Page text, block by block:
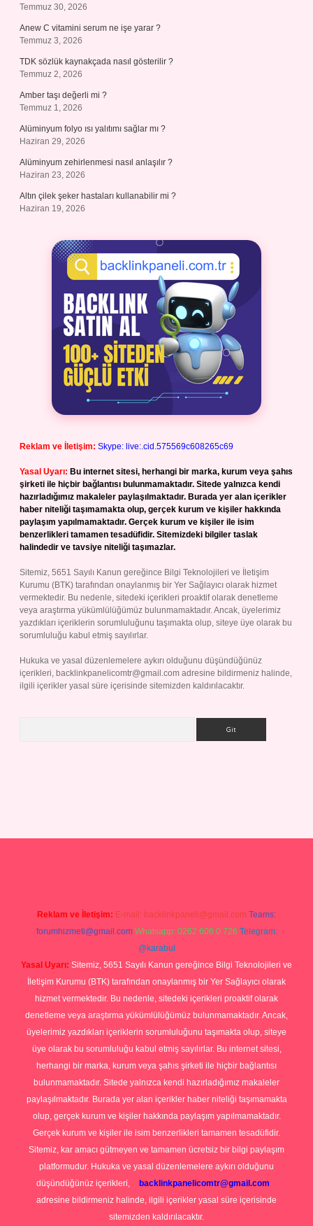
Temmuz 30, 2026
Anew C vitamini serum ne işe yarar ?
Temmuz 3, 2026
TDK sözlük kaynakçada nasıl gösterilir ?
Temmuz 2, 2026
Amber taşı değerli mi ?
Temmuz 1, 2026
Alüminyum folyo ısı yalıtımı sağlar mı ?
Haziran 29, 2026
Alüminyum zehirlenmesi nasıl anlaşılır ?
Haziran 23, 2026
Altın çilek şeker hastaları kullanabilir mi ?
Haziran 19, 2026
Reklam ve İletişim: Skype: live:.cid.575569c608265c69
Yasal Uyarı: Bu internet sitesi, herhangi bir marka, kurum veya şahıs
şirketi ile hiçbir bağlantısı bulunmamaktadır. Sitede yalnızca kendi
hazırladığımız makaleler paylaşılmaktadır. Burada yer alan içerikler
haber niteliği taşımamakta olup, gerçek kurum ve kişiler hakkında
paylaşım yapılmamaktadır. Gerçek kurum ve kişiler ile isim
benzerlikleri tamamen tesadüfidir. Sitemizdeki bilgiler taslak
halindedir ve tavsiye niteliği taşımazlar.
Sitemiz, 5651 Sayılı Kanun gereğince Bilgi Teknolojileri ve İletişim
Kurumu (BTK) tarafından onaylanmış bir Yer Sağlayıcı olarak hizmet
vermektedir. Bu nedenle, sitedeki içerikleri proaktif olarak denetleme
veya araştırma yükümlülüğümüz bulunmamaktadır. Ancak, üyelerimiz
yazdıkları içeriklerin sorumluluğunu taşımakta olup, siteye üye olarak bu
sorumluluğu kabul etmiş sayılırlar.
Hukuka ve yasal düzenlemelere aykırı olduğunu düşündüğünüz
içerikleri, backlinkpanelicomtr@gmail.com adresine bildirmeniz halinde,
ilgili içerikler yasal süre içerisinde sitemizden kaldırılacaktır.
Reklam ve İletişim: E-mail: backlinkpaneli@gmail.com Teams:
forumhizmeti@gmail.com Whatsapp: 0262 606 0 726 Telegram:
@karabul
Yasal Uyarı: Sitemiz, 5651 Sayılı Kanun gereğince Bilgi Teknolojileri ve
İletişim Kurumu (BTK) tarafından onaylanmış bir Yer Sağlayıcı olarak
hizmet vermektedir. Bu nedenle, sitedeki içerikleri proaktif olarak
denetleme veya araştırma yükümlülüğümüz bulunmamaktadır. Ancak,
üyelerimiz yazdıkları içeriklerin sorumluluğunu taşımakta olup, siteye
üye olarak bu sorumluluğu kabul etmiş sayılırlar. Bu internet sitesi,
herhangi bir marka, kurum veya şahıs şirketi ile hiçbir bağlantısı
bulunmamaktadır. Sitede yalnızca kendi hazırladığımız makaleler
paylaşılmaktadır. Burada yer alan içerikler haber niteliği taşımamakta
olup, gerçek kurum ve kişiler hakkında paylaşım yapılmamaktadır.
Gerçek kurum ve kişiler ile isim benzerlikleri tamamen tesadüfidir.
Sitemiz, kar amacı gütmeyen ve tamamen ücretsiz bir bilgi paylaşım
platformudur. Hukuka ve yasal düzenlemelere aykırı olduğunu
düşündüğünüz içerikleri,
backlinkpanelicomtr@gmail.com
adresine bildirmeniz halinde, ilgili içerikler yasal süre içerisinde
sitemizden kaldırılacaktır.